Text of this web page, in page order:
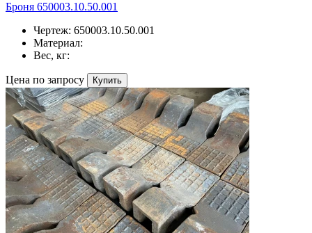
Броня 650003.10.50.001
Чертеж: 650003.10.50.001
Материал:
Вес, кг:
Цена по запросу Купить